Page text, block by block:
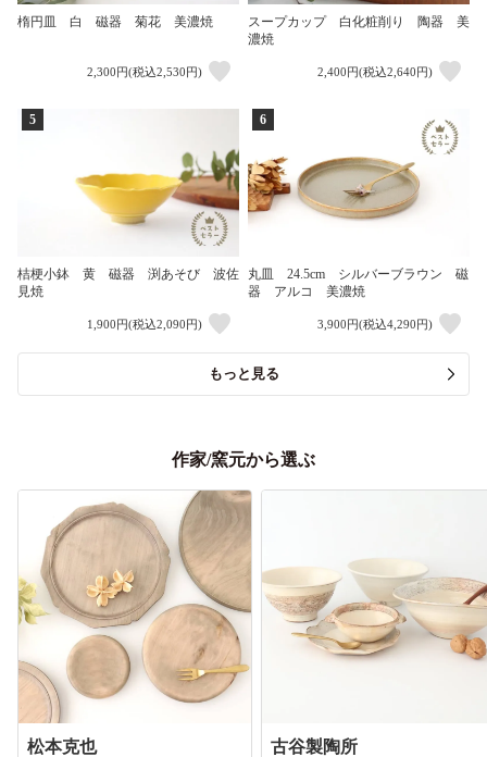
楕円皿 白 磁器 菊花 美濃焼
2,300円(税込2,530円)
スープカップ 白化粧削り 陶器 美
濃焼
2,400円(税込2,640円)
5
桔梗小鉢 黄 磁器 渕あそび 波佐
見焼
1,900円(税込2,090円)
6
丸皿 24.5cm シルバーブラウン 磁
器 アルコ 美濃焼
3,900円(税込4,290円)
もっと見る
作家/窯元から選ぶ
松本克也 古谷製陶所